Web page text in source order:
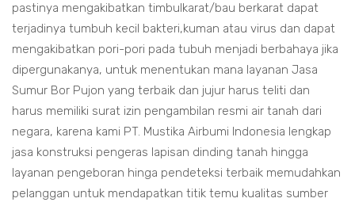
pastinya mengakibatkan timbulkarat/bau berkarat dapat
terjadinya tumbuh kecil bakteri,kuman atau virus dan dapat
mengakibatkan pori-pori pada tubuh menjadi berbahaya jika
dipergunakanya, untuk menentukan mana layanan Jasa
Sumur Bor Pujon yang terbaik dan jujur harus teliti dan
harus memiliki surat izin pengambilan resmi air tanah dari
negara, karena kami PT. Mustika Airbumi Indonesia lengkap
jasa konstruksi pengeras lapisan dinding tanah hingga
layanan pengeboran hinga pendeteksi terbaik memudahkan
pelanggan untuk mendapatkan titik temu kualitas sumber